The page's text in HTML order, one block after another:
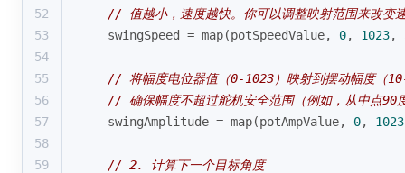
52
// 值越小，速度越快。你可以调整映射范围来改变
53
  swingSpeed =
map(potSpeedValue, 0, 1023,
54
55
// 将幅度电位器值（0-1023）映射到摆动幅度（
56
// 确保幅度不超过舵机安全范围（例如，从中点90
57
  swingAmplitude =
map(potAmpValue, 0, 1023
58
59
// 2. 计算下一个目标角度